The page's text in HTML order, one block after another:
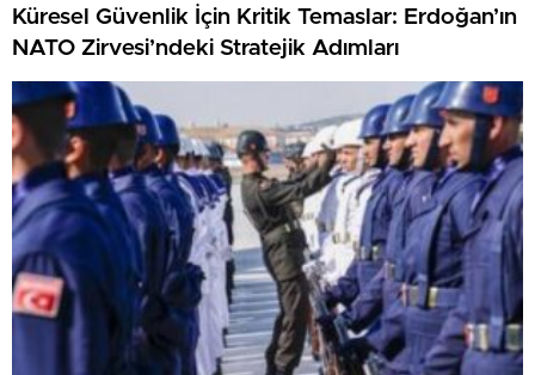
Küresel Güvenlik İçin Kritik Temaslar: Erdoğan’ın
NATO Zirvesi’ndeki Stratejik Adımları